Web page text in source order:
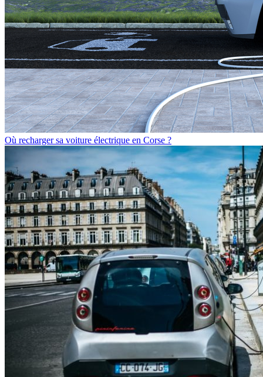
Où recharger sa voiture électrique en Corse ?